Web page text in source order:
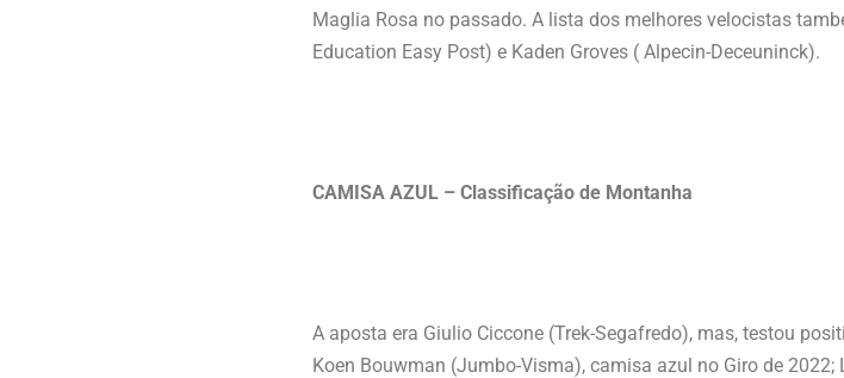
Maglia Rosa no passado. A lista dos melhores velocistas
Education Easy Post) e Kaden Groves ( Alpecin-Deceuninck).
CAMISA AZUL – Classificação de Montanha
A aposta era Giulio Ciccone (Trek-Segafredo), mas, testou
Koen Bouwman (Jumbo-Visma), camisa azul no Giro de